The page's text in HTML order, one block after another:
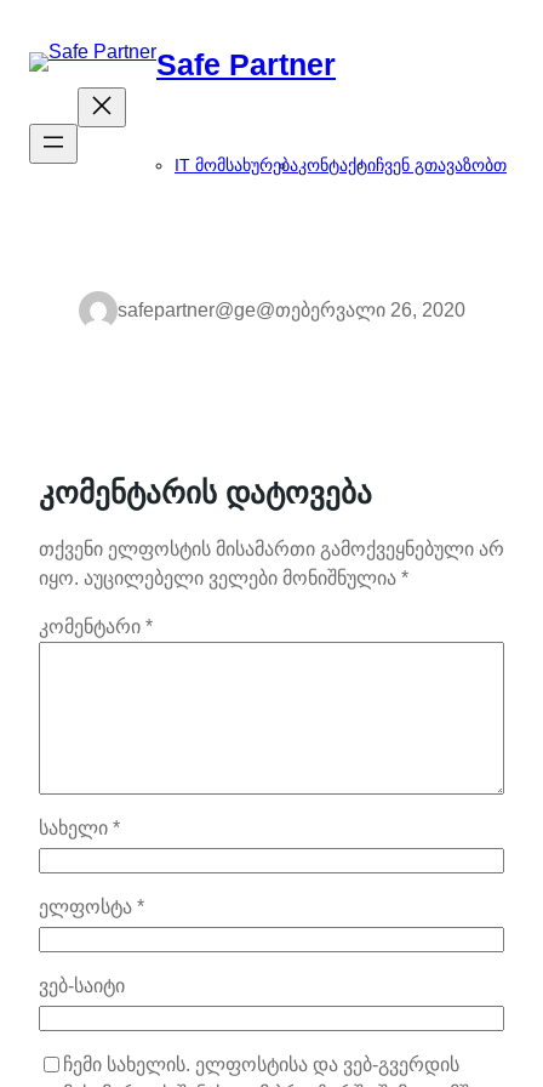
გადასვლა
Safe Partner
IT მომსახურებაკონტაქტიჩვენ გთავაზობთ
safepartner@ge@თებერვალი 26, 2020
კომენტარის დატოვება
თქვენი ელფოსტის მისამართი გამოქვეყნებული არ
იყო. აუცილებელი ველები მონიშნულია *
კომენტარი *
სახელი *
ელფოსტა *
ვებ-საიტი
ჩემი სახელის. ელფოსტისა და ვებ-გვერდის